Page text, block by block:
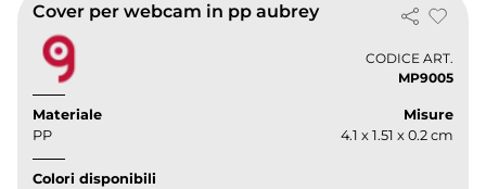
Cover per webcam in pp aubrey
CODICE ART.
MP9005
Materiale
PP
Misure
4.1 x 1.51 x 0.2 cm
Colori disponibili